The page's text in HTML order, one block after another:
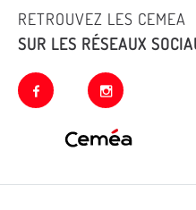
RETROUVEZ LES CEMEA
SUR LES RÉSEAUX
facebook instagram